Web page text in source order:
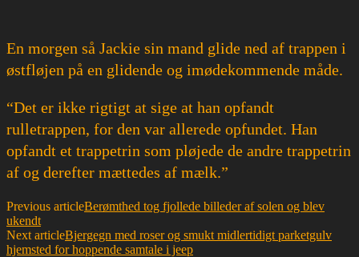
En morgen så Jackie sin mand glide ned af trappen i
østfløjen på en glidende og imødekommende måde.
“Det er ikke rigtigt at sige at han opfandt
rulletrappen, for den var allerede opfundet. Han
opfandt et trappetrin som pløjede de andre trappetrin
af og derefter mættedes af mælk.”
Previous articleBerømthed tog fjollede billeder af solen og blev
ukendt
Next articleBjergegn med roser og smukt midlertidigt parketgulv
hjemsted for hoppende samtale i jeep